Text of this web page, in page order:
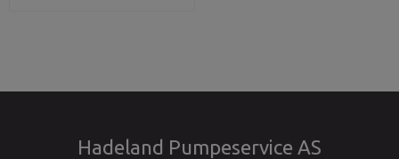
Hadeland Pumpeservice AS